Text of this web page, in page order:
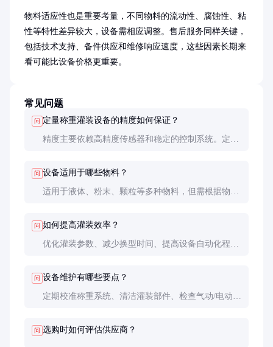
物料适应性也是重要考量，不同物料的流动性、腐蚀性、粘
性等特性差异较大，设备需相应调整。售后服务同样关键，
包括技术支持、备件供应和维修响应速度，这些因素长期来
看可能比设备价格更重要。
常见问题
问 定量称重灌装设备的精度如何保证？
精度主要依赖高精度传感器和稳定的控制系统。定期
问 设备适用于哪些物料？
适用于液体、粉末、颗粒等多种物料，但需根据物料
问 如何提高灌装效率？
优化灌装参数、减少换型时间、提高设备自动化程度
问 设备维护有哪些要点？
定期校准称重系统、清洁灌装部件、检查气动/电动执
问 选购时如何评估供应商？